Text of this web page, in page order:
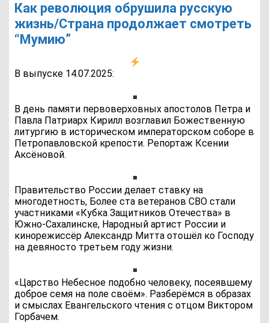
Как революция обрушила русскую
жизнь/Страна продолжает смотреть
“Мумию”
В выпуске 14.07.2025:
В день памяти первоверховных апостолов Петра и
Павла Патриарх Кирилл возглавил Божественную
литургию в историческом императорском соборе в
Петропавловской крепости. Репортаж Ксении
Аксёновой.
Правительство России делает ставку на
многодетность, Более ста ветеранов СВО стали
участниками «Кубка Защитников Отечества» в
Южно-Сахалинске, Народный артист России и
кинорежиссёр Александр Митта отошёл ко Господу
на девяносто третьем году жизни.
«Царство Небесное подобно человеку, посеявшему
доброе семя на поле своём». Разберёмся в образах
и смыслах Евангельского чтения с отцом Виктором
Горбачем.